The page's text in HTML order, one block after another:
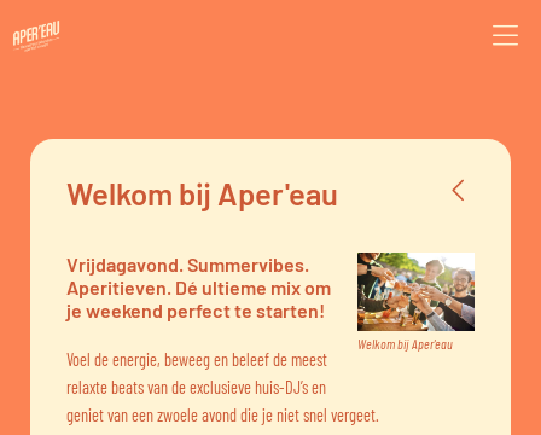
Welkom bij Aper'eau
Welkom bij Aper'eau
Vrijdagavond. Summervibes.
Aperitieven. Dé ultieme mix om
je weekend perfect te starten!
Voel de energie, beweeg en beleef de meest
relaxte beats van de exclusieve huis-DJ’s en
geniet van een zwoele avond die je niet snel vergeet.